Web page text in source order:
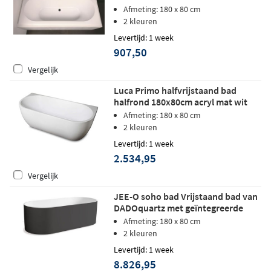
Afmeting: 180 x 80 cm
2 kleuren
Levertijd: 1 week
907,50
Vergelijk
Luca Primo halfvrijstaand bad
halfrond 180x80cm acryl mat wit
Afmeting: 180 x 80 cm
2 kleuren
Levertijd: 1 week
2.534,95
Vergelijk
JEE-O soho bad Vrijstaand bad van
DADOquartz met geïntegreerde
overloop Zwart
Afmeting: 180 x 80 cm
2 kleuren
Levertijd: 1 week
8.826,95